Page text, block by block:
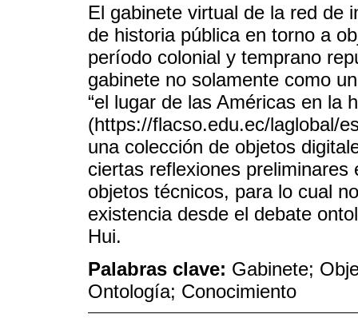
El gabinete virtual de la red de
de historia pública en torno a
período colonial y temprano
gabinete no solamente como
“el lugar de las Américas en la
(https://flacso.edu.ec/laglobal/
una colección de objetos
ciertas reflexiones
objetos técnicos, para lo cual
existencia desde el debate
Hui.
Palabras clave: Gabinete;
Ontología; Conocimiento